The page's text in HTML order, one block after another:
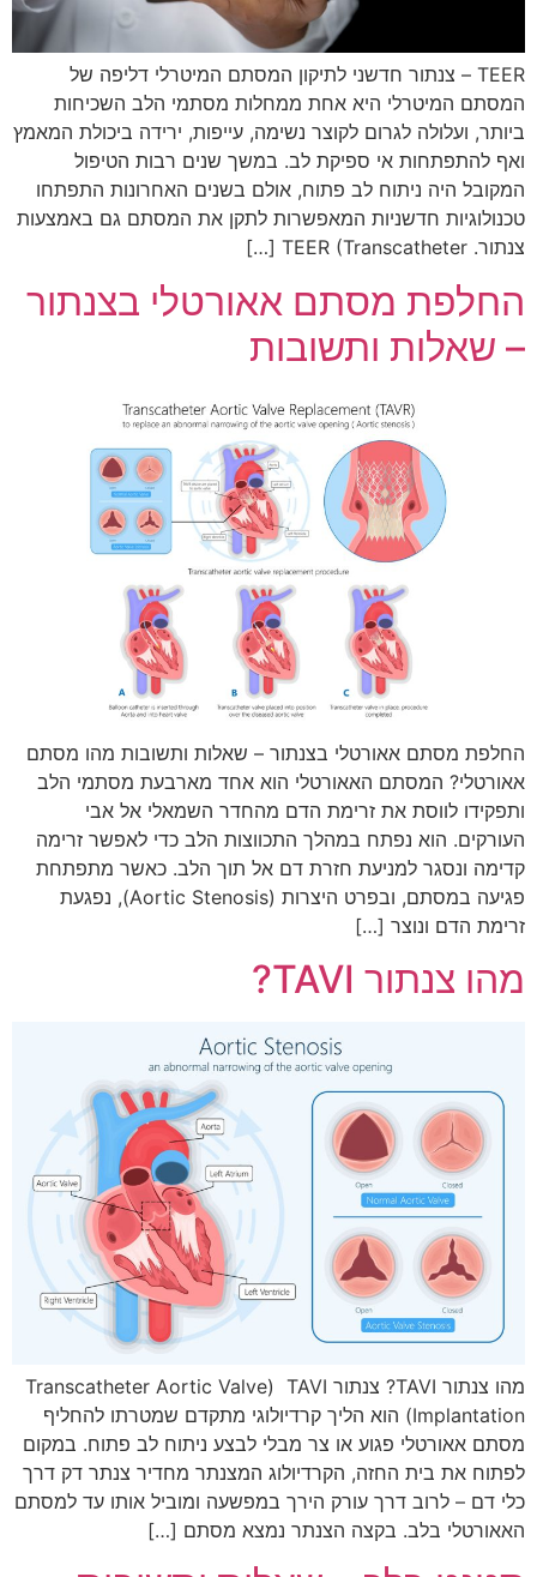
TEER – צנתור חדשני לתיקון המסתם המיטרלי דליפה של
המסתם המיטרלי היא אחת ממחלות מסתמי הלב השכיחות
ביותר, ועלולה לגרום לקוצר נשימה, עייפות, ירידה ביכולת המאמץ
ואף להתפתחות אי ספיקת לב. במשך שנים רבות הטיפול
המקובל היה ניתוח לב פתוח, אולם בשנים האחרונות התפתחו
טכנולוגיות חדשניות המאפשרות לתקן את המסתם גם באמצעות
צנתור. TEER (Transcatheter […]
החלפת מסתם אאורטלי בצנתור
– שאלות ותשובות
החלפת מסתם אאורטלי בצנתור – שאלות ותשובות מהו מסתם
אאורטלי? המסתם האאורטלי הוא אחד מארבעת מסתמי הלב
ותפקידו לווסת את זרימת הדם מהחדר השמאלי אל אבי
העורקים. הוא נפתח במהלך התכווצות הלב כדי לאפשר זרימה
קדימה ונסגר למניעת חזרת דם אל תוך הלב. כאשר מתפתחת
פגיעה במסתם, ובפרט היצרות (Aortic Stenosis), נפגעת
זרימת הדם ונוצר […]
מהו צנתור TAVI?
מהו צנתור TAVI? צנתור TAVI ‏ (Transcatheter Aortic Valve
Implantation) הוא הליך קרדיולוגי מתקדם שמטרתו להחליף
מסתם אאורטלי פגוע או צר מבלי לבצע ניתוח לב פתוח. במקום
לפתוח את בית החזה, הקרדיולוג המצנתר מחדיר צנתר דק דרך
כלי דם – לרוב דרך עורק הירך במפשעה ומוביל אותו עד למסתם
האאורטלי בלב. בקצה הצנתר נמצא מסתם […]